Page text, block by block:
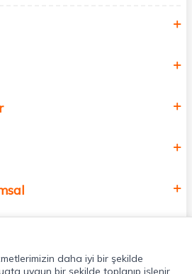
için bize katılın!
daha iyi bir şekilde
uygun bir şekilde toplanıp işlenir.